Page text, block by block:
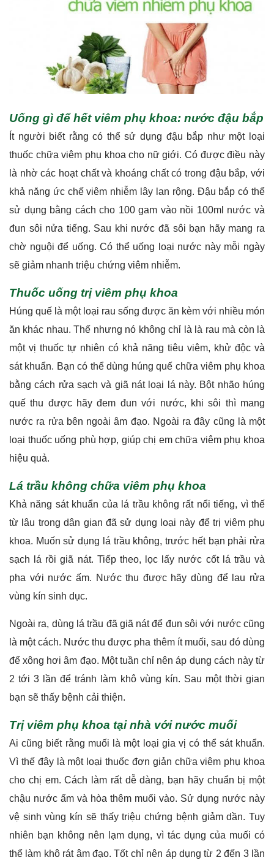
Uống gì để hết viêm phụ khoa: nước đậu bắp
Ít người biết rằng có thể sử dụng đậu bắp như một loại
thuốc chữa viêm phụ khoa cho nữ giới. Có được điều này
là nhờ các hoạt chất và khoáng chất có trong đậu bắp, với
khả năng ức chế viêm nhiễm lây lan rộng. Đậu bắp có thể
sử dụng bằng cách cho 100 gam vào nồi 100ml nước và
đun sôi nửa tiếng. Sau khi nước đã sôi bạn hãy mang ra
chờ nguội để uống. Có thể uống loại nước này mỗi ngày
sẽ giảm nhanh triệu chứng viêm nhiễm.
Thuốc uống trị viêm phụ khoa
Húng quế là một loại rau sống được ăn kèm với nhiều món
ăn khác nhau. Thế nhưng nó không chỉ là là rau mà còn là
một vị thuốc tự nhiên có khả năng tiêu viêm, khử độc và
sát khuẩn. Bạn có thể dùng húng quế chữa viêm phụ khoa
bằng cách rửa sạch và giã nát loại lá này. Bột nhão húng
quế thu được hãy đem đun với nước, khi sôi thì mang
nước ra rửa bên ngoài âm đạo. Ngoài ra đây cũng là một
loại thuốc uống phù hợp, giúp chị em chữa viêm phụ khoa
hiệu quả.
Lá trầu không chữa viêm phụ khoa
Khả năng sát khuẩn của lá trầu không rất nổi tiếng, vì thế
từ lâu trong dân gian đã sử dụng loại này để trị viêm phụ
khoa. Muốn sử dụng lá trầu không, trước hết bạn phải rửa
sạch lá rồi giã nát. Tiếp theo, lọc lấy nước cốt lá trầu và
pha với nước ấm. Nước thu được hãy dùng để lau rửa
vùng kín sinh dục.
Ngoài ra, dùng lá trầu đã giã nát để đun sôi với nước cũng
là một cách. Nước thu được pha thêm ít muối, sau đó dùng
để xông hơi âm đạo. Một tuần chỉ nên áp dụng cách này từ
2 tới 3 lần để tránh làm khô vùng kín. Sau một thời gian
bạn sẽ thấy bệnh cải thiện.
Trị viêm phụ khoa tại nhà với nước muối
Ai cũng biết rằng muối là một loại gia vị có thể sát khuẩn.
Vì thế đây là một loại thuốc đơn giản chữa viêm phụ khoa
cho chị em. Cách làm rất dễ dàng, bạn hãy chuẩn bị một
chậu nước ấm và hòa thêm muối vào. Sử dụng nước này
vệ sinh vùng kín sẽ thấy triệu chứng bệnh giảm dần. Tuy
nhiên bạn không nên lạm dụng, vì tác dụng của muối có
thể làm khô rát âm đạo. Tốt chỉ nên áp dụng từ 2 đến 3 lần